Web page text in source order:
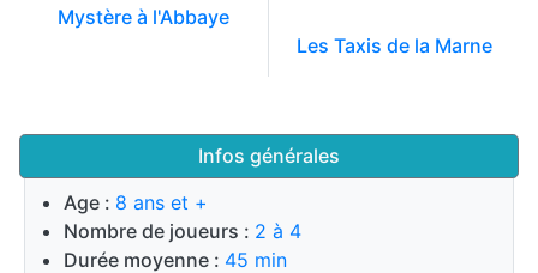
Infos générales
Age : 8 ans et +
Nombre de joueurs : 2 à 4
Durée moyenne : 45 min
Mystère à l'Abbaye
Les Taxis de la Marne